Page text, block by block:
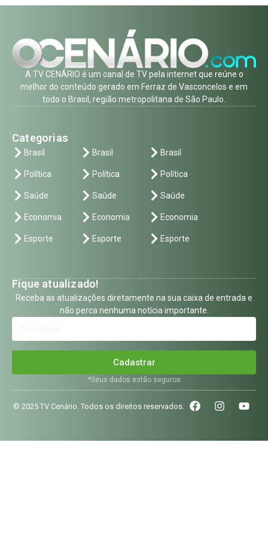
A TV CENÁRIO é um canal de TV pela internet que reúne o
melhor do conteúdo gerado em Ferraz de Vasconcelos e em
todo o Brasil, região metropolitana de São Paulo.
Categorias
Brasil
Política
Saúde
Economia
Esporte
Brasil
Política
Saúde
Economia
Esporte
Brasil
Política
Saúde
Economia
Esporte
Fique atualizado!
Receba as atualizações diretamente na sua caixa de entrada e
não perca nenhuma notícia importante.
Cadastrar
*Seus dados estão seguros
© 2025 TV Cenário. Todos os direitos reservados.